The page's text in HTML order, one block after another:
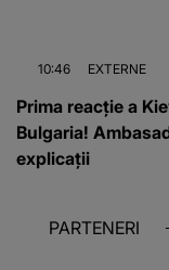
10:46 EXTERNE
Prima reacție a
Bulgaria!
explicații
PARTENERI